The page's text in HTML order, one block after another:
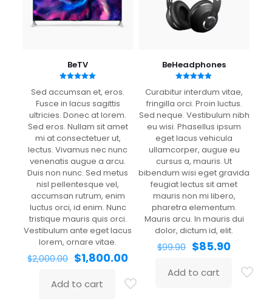
64 GB, 512 GB
BeTV
5.00
Sed accumsan et, eros.
Fusce in lacus sagittis
ultricies. Donec at lorem.
Sed eros. Nullam sit amet
mi at consectetuer ut,
lectus. Vivamus nec nunc
venenatis augue a arcu.
Duis non nunc. Sed metus
nisl pellentesque vel,
accumsan rutrum, enim
luctus orci, id enim. Nunc
tristique mauris quis orci.
Vestibulum ante eget lacus
lorem, ornare vitae.
$2,000.00 Original
was:
$2,000.00.
$1,800.00Current
is:
$1,800.00.
Add to cart
BeHeadphones
5.00
Curabitur interdum vitae,
fringilla orci. Proin luctus.
Sed neque. Vestibulum nibh
eu wisi. Phasellus ipsum
eget lacus vehicula
ullamcorper, augue eu
cursus a, mauris. Ut
bibendum wisi eget gravida
feugiat lectus sit amet
mauris non mi libero,
pharetra elementum.
Mauris arcu. In mauris dui
dolor, dictum id, elit.
$99.90 Original
was:
$99.90.
$85.90Current
$85.90.
Add to cart